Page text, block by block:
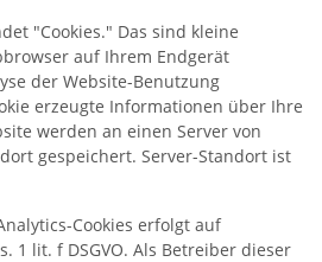
"Cookies." Das sind kleine
auf Ihrem Endgerät
der Website-Benutzung
erzeugte Informationen über Ihre
werden an einen Server von
gespeichert. Server-Standort ist
Cookies erfolgt auf
1 lit. f DSGVO. Als Betreiber dieser